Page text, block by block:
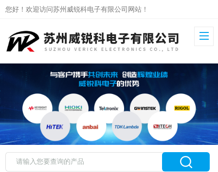
您好！欢迎访问苏州威锐科电子有限公司网站！